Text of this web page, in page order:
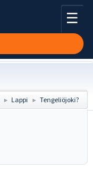
☰
► Lappi ► Tengeliöjoki?